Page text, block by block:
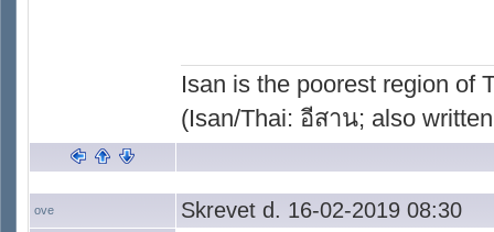
Isan is the poorest region of
(Isan/Thai: อีสาน; also
ove Skrevet d. 16-02-2019 08:30